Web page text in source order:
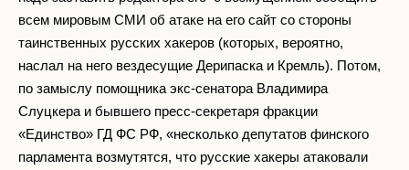
всем мировым СМИ об атаке на его сайт со стороны
таинственных русских хакеров (которых, вероятно,
наслал на него вездесущие Дерипаска и Кремль). Потом,
по замыслу помощника экс-сенатора Владимира
Слуцкера и бывшего пресс-секретаря фракции
«Единство» ГД ФС РФ, «несколько депутатов финского
парламента возмутятся, что русские хакеры атаковали